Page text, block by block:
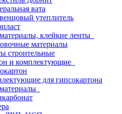
вата
утеплитель
клейкие ленты
материалы
строительные
и комплектующие
для гипсокартона